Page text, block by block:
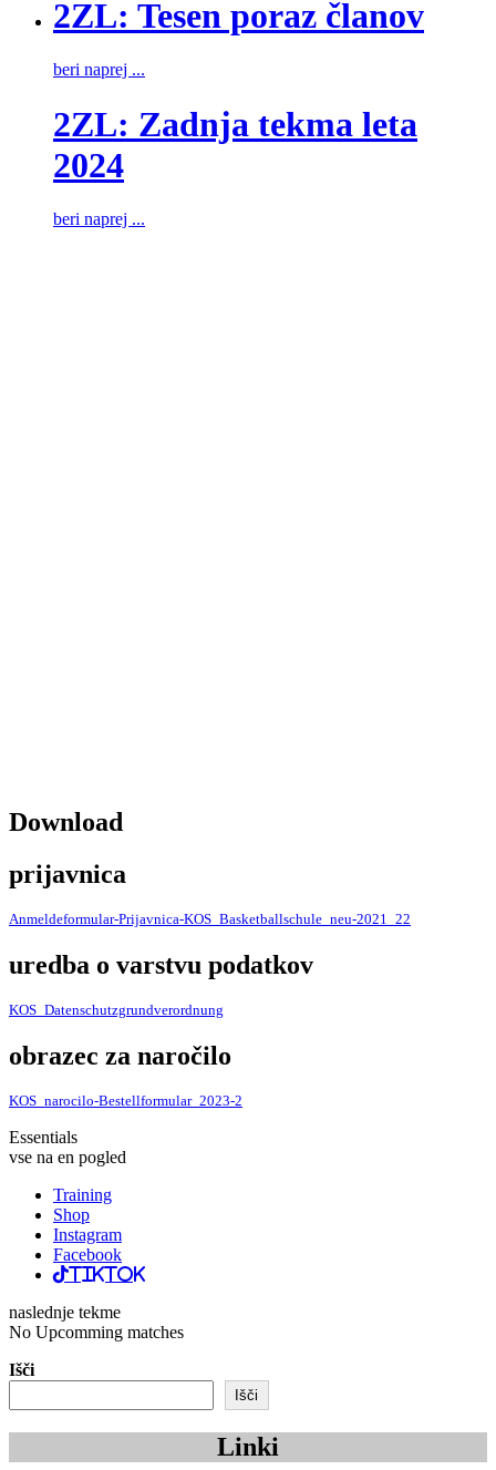
2ZL: Tesen poraz članov
beri naprej ...
2ZL: Zadnja tekma leta
2024
beri naprej ...
Download
prijavnica
Anmeldeformular-Prijavnica-KOS_Basketballschule_neu-2021_22
uredba o varstvu podatkov
KOS_Datenschutzgrundverordnung
obrazec za naročilo
KOS_narocilo-Bestellformular_2023-2
Essentials
vse na en pogled
Training
Shop
Instagram
Facebook
TikTok
naslednje tekme
No Upcomming matches
Išči
Išči
Linki